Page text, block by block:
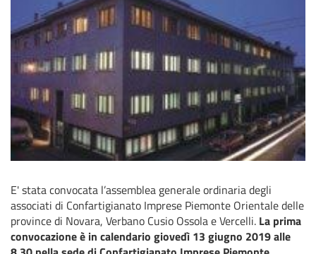
E' stata convocata l’assemblea generale ordinaria degli
associati di Confartigianato Imprese Piemonte Orientale delle
province di Novara, Verbano Cusio Ossola e Vercelli. La prima
convocazione è in calendario giovedì 13 giugno 2019 alle